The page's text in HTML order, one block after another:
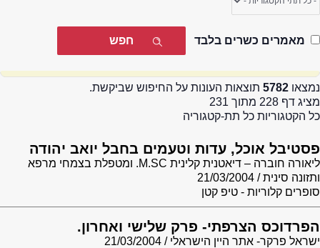
מאמרים כשרים בלבד
נמצאו 5782 תוצאות העונות על החיפוש שביקשת.
מציג דף 228 מתוך 231
כל הקטגוריות כל תת-קטגוריה
פסטיבל אוכל, עדות וטעמים בחבל יואב יהודה
ליאורה חוברה – דיאטנית קלינית M.SC. ומטפלת בצמחי מרפא
ותזונה סינית
21/03/2004
סופרים קלוריות - טיפ קטן
הפרדוכס הצרפתי- פרק שלישי ואחרון.
ישראל פרקר- אתר היין הישראלי
21/03/2004